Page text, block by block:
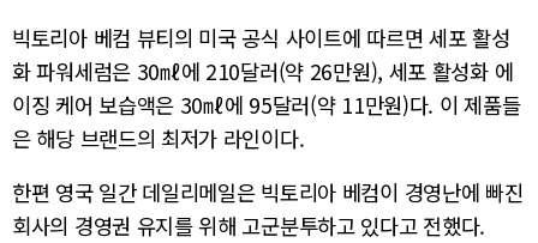
빅토리아 베컴 뷰티의 미국 공식 사이트에 따르면 세포 활성
화 파워세럼은 30㎖에 210달러(약 26만원), 세포 활성화 에
이징 케어 보습액은 30㎖에 95달러(약 11만원)다. 이 제품들
은 해당 브랜드의 최저가 라인이다.
한편 영국 일간 데일리메일은 빅토리아 베컴이 경영난에 빠진
회사의 경영권 유지를 위해 고군분투하고 있다고 전했다.